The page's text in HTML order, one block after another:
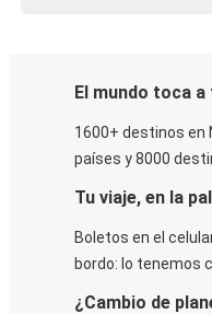
El mundo toca
1600+ destinos en
países y 8000
Tu viaje, en la
Boletos en el
bordo: lo tenemos
¿Cambio de